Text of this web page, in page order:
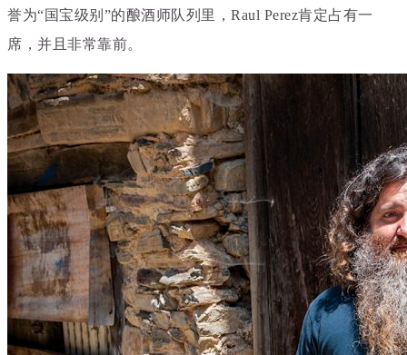
誉为“国宝级别”的酿酒师队列里，Raul Perez肯定占有一
席，并且非常靠前。